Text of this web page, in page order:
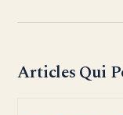
Articles Qui